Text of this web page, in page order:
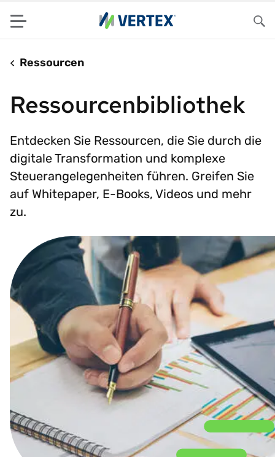
Menu
Ressourcen
Ressourcenbibliothek
Entdecken Sie Ressourcen, die Sie durch die
digitale Transformation und komplexe
Steuerangelegenheiten führen. Greifen Sie
auf Whitepaper, E-Books, Videos und mehr
zu.